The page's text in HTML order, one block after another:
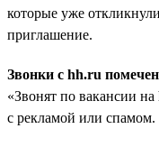
которые уже
приглашение.
Звонки с hh.ru
«Звонят по вакансии на
с рекламой или спамом.